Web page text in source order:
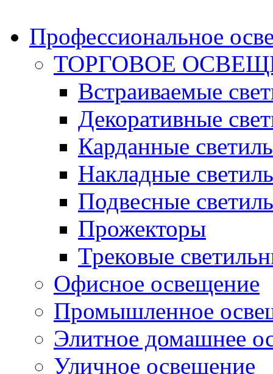
Профессиональное
ТОРГОВОЕ
Встраиваемые
Декоративные
Карданные
Накладные
Подвесные
Прожекторы
Трековые
Офисное освещение
Промышленное
Элитное домашнее
Уличное освещение